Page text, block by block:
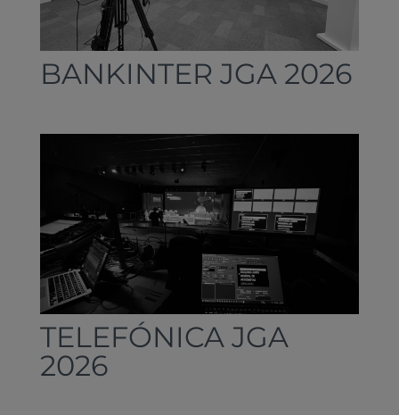
BANKINTER JGA 2026
TELEFÓNICA JGA
2026